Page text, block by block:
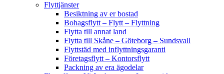
Flyttjänster
Besiktning av er bostad
Bohagsflytt – Flytt – Flyttning
Flytta till annat land
Flytta till Skåne – Göteborg – Sundsvall
Flyttstäd med inflyttningsgaranti
Företagsflytt – Kontorsflytt
Packning av era ägodelar